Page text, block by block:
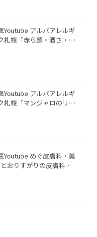
Youtube アルバアレルギ
札幌「赤ら顔・酒さ・ニ
Youtube アルバアレルギ
札幌「マンジャロのリア
Youtube めぐ皮膚科・美
おりすがりの皮膚科